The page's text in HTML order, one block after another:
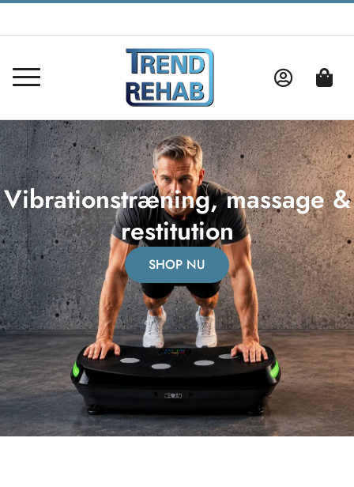
Vibrationstræning, massage &
restitution
SHOP NU